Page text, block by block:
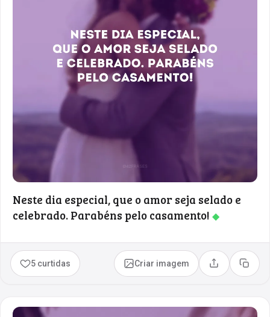
Neste dia especial, que o amor seja selado e
celebrado. Parabéns pelo casamento! ◆
5 curtidas Criar imagem Compartilhar
Copiar